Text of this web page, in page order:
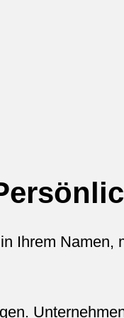
Ihrem Namen,